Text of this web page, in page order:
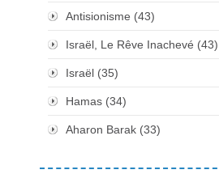
Antisionisme (43)
Israël, Le Rêve Inachevé (43)
Israël (35)
Hamas (34)
Aharon Barak (33)